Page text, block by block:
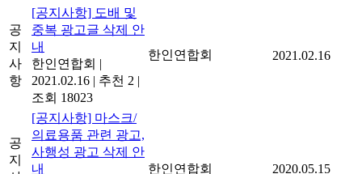
공
지
사
항
[공지사항] 도배 및
중복 광고글 삭제 안
내
한인연합회 |
2021.02.16 | 추천 2 |
조회 18023
한인연합회 2021.02.16
공
지
[공지사항] 마스크/
의료용품 관련 광고,
사행성 광고 삭제 안
내
한인연합회 2020.05.15